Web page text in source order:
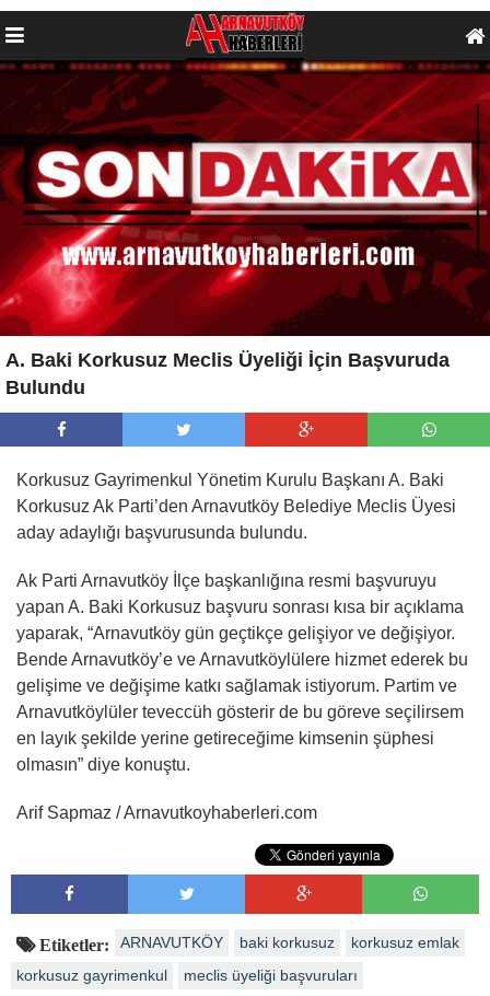
A. Baki Korkusuz Meclis Üyeliği İçin Başvuruda
Bulundu
Korkusuz Gayrimenkul Yönetim Kurulu Başkanı A. Baki
Korkusuz Ak Parti’den Arnavutköy Belediye Meclis Üyesi
aday adaylığı başvurusunda bulundu.
Ak Parti Arnavutköy İlçe başkanlığına resmi başvuruyu
yapan A. Baki Korkusuz başvuru sonrası kısa bir açıklama
yaparak, “Arnavutköy gün geçtikçe gelişiyor ve değişiyor.
Bende Arnavutköy’e ve Arnavutköylülere hizmet ederek bu
gelişime ve değişime katkı sağlamak istiyorum. Partim ve
Arnavutköylüler teveccüh gösterir de bu göreve seçilirsem
en layık şekilde yerine getireceğime kimsenin şüphesi
olmasın” diye konuştu.
Arif Sapmaz / Arnavutkoyhaberleri.com
Etiketler: ARNAVUTKÖY baki korkusuz
korkusuz emlak
korkusuz gayrimenkul
meclis üyeliği başvuruları